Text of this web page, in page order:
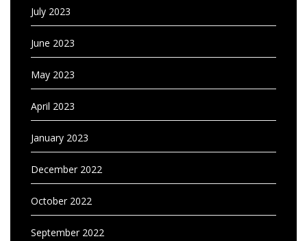
July 2023
June 2023
May 2023
April 2023
January 2023
December 2022
October 2022
September 2022